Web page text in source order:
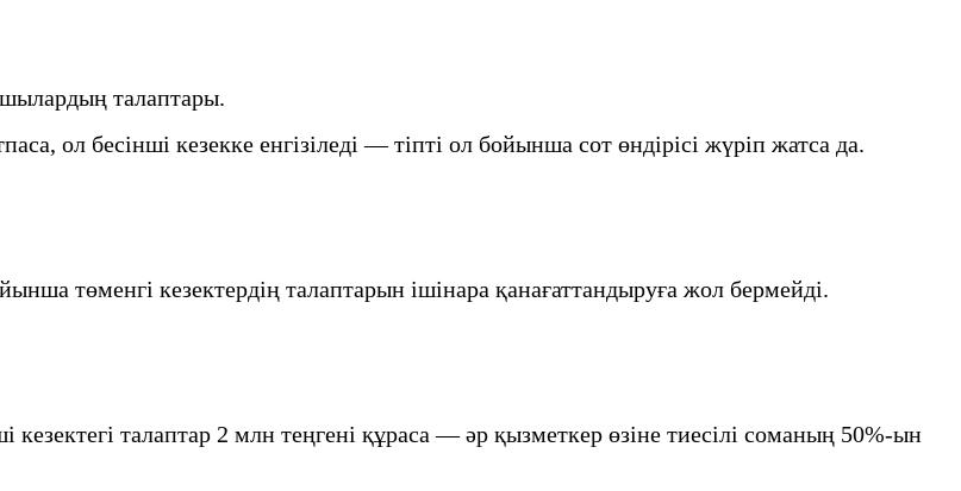
талаптары.
ол бесінші кезекке енгізіледі — тіпті ол бойынша сот өндірісі жүріп жатса да.
төменгі кезектердің талаптарын ішінара қанағаттандыруға жол бермейді.
кезектегі талаптар 2 млн теңгені құраса — әр қызметкер өзіне тиесілі соманың 50%-ын